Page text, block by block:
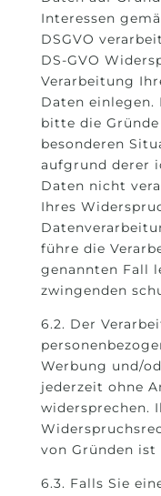
Interessen
DSGVO
DS-GVO
Verarbeitung
Daten
bitte die
besonderen
aufgrund derer
Daten nicht
Ihres
führe die
genannten Fall
zwingenden
6.2. Der
Werbung und/
jederzeit ohne
widersprechen.
von Gründen
6.3. Falls Sie